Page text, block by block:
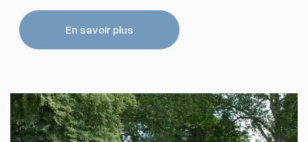
En savoir plus